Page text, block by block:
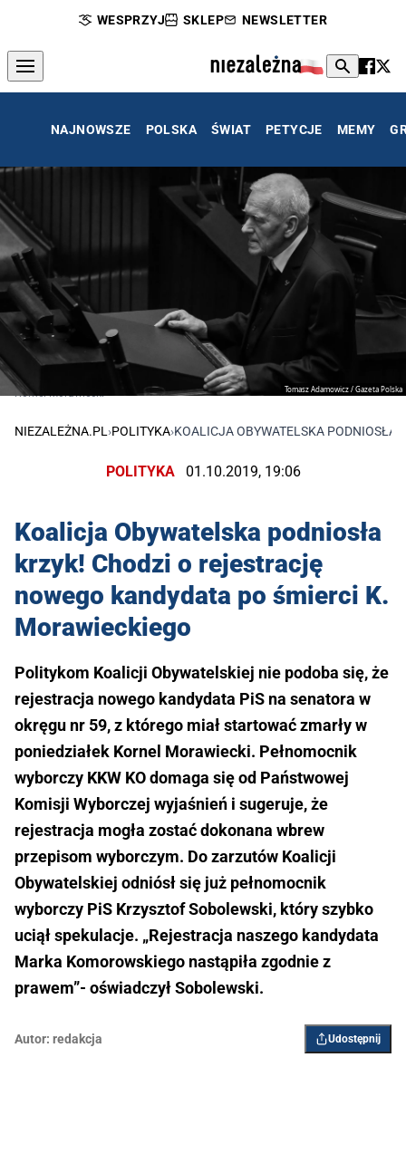
WESPRZYJ SKLEP NEWSLETTER
NAJNOWSZE POLSKA ŚWIAT PETYCJE MEMY
Tomasz Adamowicz / Gazeta Polska
Kornel Morawiecki
NIEZALEŻNA.PL ›POLITYKA›KOALICJA OBYWATELSKA PODNIOSŁA
POLITYKA 01.10.2019, 19:06
Koalicja Obywatelska podniosła
krzyk! Chodzi o rejestrację
nowego kandydata po śmierci K.
Morawieckiego
Politykom Koalicji Obywatelskiej nie podoba się, że
rejestracja nowego kandydata PiS na senatora w
okręgu nr 59, z którego miał startować zmarły w
poniedziałek Kornel Morawiecki. Pełnomocnik
wyborczy KKW KO domaga się od Państwowej
Komisji Wyborczej wyjaśnień i sugeruje, że
rejestracja mogła zostać dokonana wbrew
przepisom wyborczym. Do zarzutów Koalicji
Obywatelskiej odniósł się już pełnomocnik
wyborczy PiS Krzysztof Sobolewski, który szybko
uciął spekulacje. „Rejestracja naszego kandydata
Marka Komorowskiego nastąpiła zgodnie z
prawem”- oświadczył Sobolewski.
Autor: redakcja Udostępnij